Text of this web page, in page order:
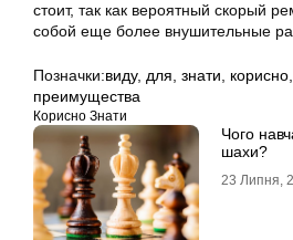
стоит, так как вероятный скорый
собой еще более внушительные
Позначки:виду, для знати корисно
преимущества
Корисно Знати
Чого
шахи?
23 Липня,